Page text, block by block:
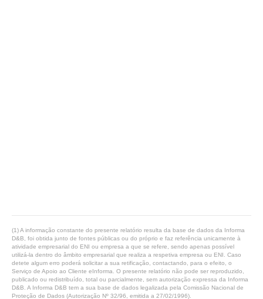
(1) A informação constante do presente relatório resulta da base de dados da Informa
D&B, foi obtida junto de fontes públicas ou do próprio e faz referência unicamente à
atividade empresarial do ENI ou empresa a que se refere, sendo apenas possível
utilizá-la dentro do âmbito empresarial que realiza a respetiva empresa ou ENI. Caso
detete algum erro poderá solicitar a sua retificação, contactando, para o efeito, o
Serviço de Apoio ao Cliente eInforma. O presente relatório não pode ser reproduzido,
publicado ou redistribuído, total ou parcialmente, sem autorização expressa da Informa
D&B. A Informa D&B tem a sua base de dados legalizada pela Comissão Nacional de
Proteção de Dados (Autorização Nº 32/96, emitida a 27/02/1996).